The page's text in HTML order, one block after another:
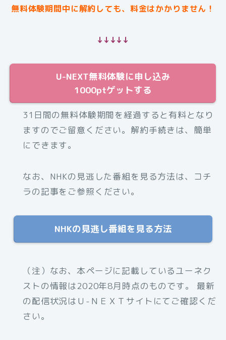
無料体験期間中に解約しても、料金はかかりません！
↓↓↓↓↓
U-NEXT無料体験に申し込み
1000ptゲットする
31日間の無料体験期間を経過すると有料となり
ますのでご留意ください。解約手続きは、簡単
にできます。
なお、NHKの見逃した番組を見る方法は、コチ
ラの記事をご参照ください。
NHKの見逃し番組を見る方法
（注）なお、本ページに記載しているユーネク
ストの情報は2020年8月時点のものです。 最新
の配信状況はＵ-ＮＥＸＴサイトにてご確認くだ
さい。